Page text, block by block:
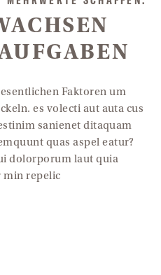
Faktoren um
es volecti aut auta cus
sanienet ditaquam
quas aspel eatur?
dolorporum laut quia
min repelic